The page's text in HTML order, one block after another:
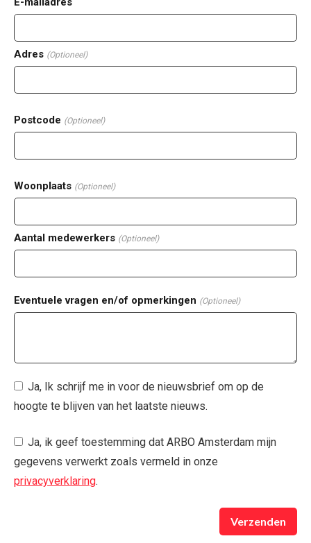
Adres (Optioneel)
Postcode (Optioneel)
Woonplaats (Optioneel)
Aantal medewerkers (Optioneel)
Eventuele vragen en/of opmerkingen (Optioneel)
Ja, Ik schrijf me in voor de nieuwsbrief om op de
hoogte te blijven van het laatste nieuws.
Ja, ik geef toestemming dat ARBO Amsterdam mijn
gegevens verwerkt zoals vermeld in onze
privacyverklaring.
Verzenden